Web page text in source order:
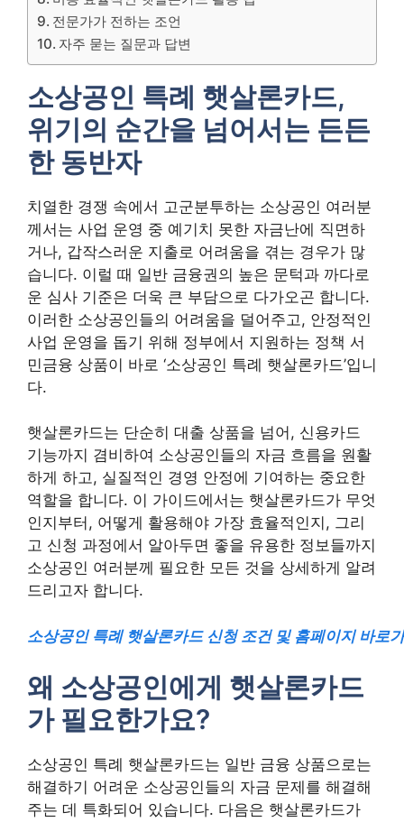
전문가가 전하는 조언
자주 묻는 질문과 답변
소상공인 특례 햇살론카드,
위기의 순간을 넘어서는 든든
한 동반자
치열한 경쟁 속에서 고군분투하는 소상공인 여러분
께서는 사업 운영 중 예기치 못한 자금난에 직면하
거나, 갑작스러운 지출로 어려움을 겪는 경우가 많
습니다. 이럴 때 일반 금융권의 높은 문턱과 까다로
운 심사 기준은 더욱 큰 부담으로 다가오곤 합니다.
이러한 소상공인들의 어려움을 덜어주고, 안정적인
사업 운영을 돕기 위해 정부에서 지원하는 정책 서
민금융 상품이 바로 ‘소상공인 특례 햇살론카드’입니
다.
햇살론카드는 단순히 대출 상품을 넘어, 신용카드
기능까지 겸비하여 소상공인들의 자금 흐름을 원활
하게 하고, 실질적인 경영 안정에 기여하는 중요한
역할을 합니다. 이 가이드에서는 햇살론카드가 무엇
인지부터, 어떻게 활용해야 가장 효율적인지, 그리
고 신청 과정에서 알아두면 좋을 유용한 정보들까지
소상공인 여러분께 필요한 모든 것을 상세하게 알려
드리고자 합니다.
소상공인 특례 햇살론카드 신청 조건 및 홈페이지 바로
왜 소상공인에게 햇살론카드
가 필요한가요?
소상공인 특례 햇살론카드는 일반 금융 상품으로는
해결하기 어려운 소상공인들의 자금 문제를 해결해
주는 데 특화되어 있습니다. 다음은 햇살론카드가